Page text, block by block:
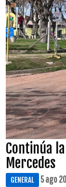
Continúa
Mercedes
GENERAL 5 ago